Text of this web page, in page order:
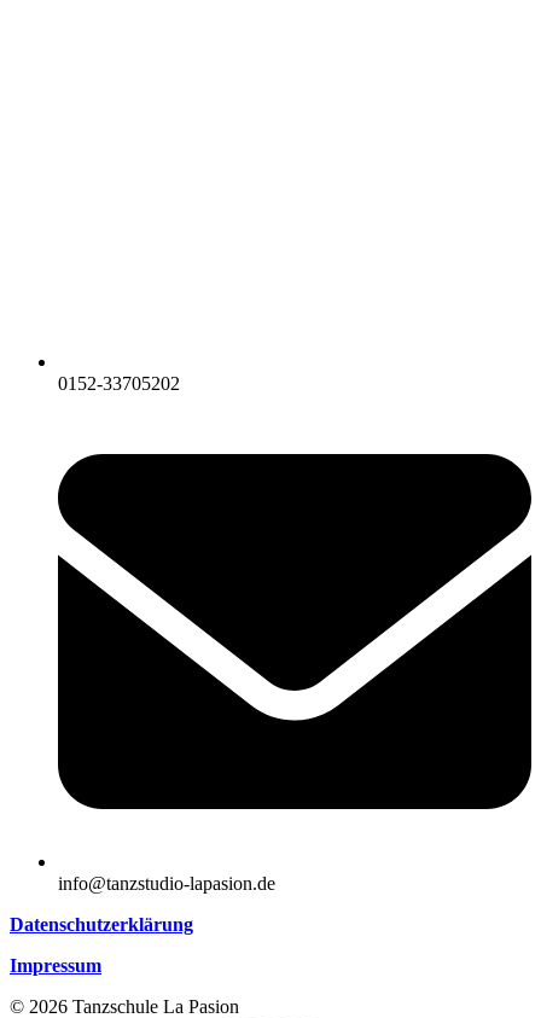
0152-33705202
info@tanzstudio-lapasion.de
Datenschutzerklärung
Impressum
© 2026 Tanzschule La Pasion